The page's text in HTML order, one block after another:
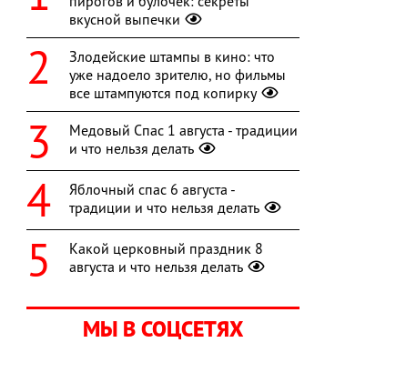
вкусной выпечки
Злодейские штампы в кино: что
уже надоело зрителю, но фильмы
все штампуются под копирку
Медовый Спас 1 августа - традиции
и что нельзя делать
Яблочный спас 6 августа -
традиции и что нельзя делать
Какой церковный праздник 8
августа и что нельзя делать
МЫ В СОЦСЕТЯХ